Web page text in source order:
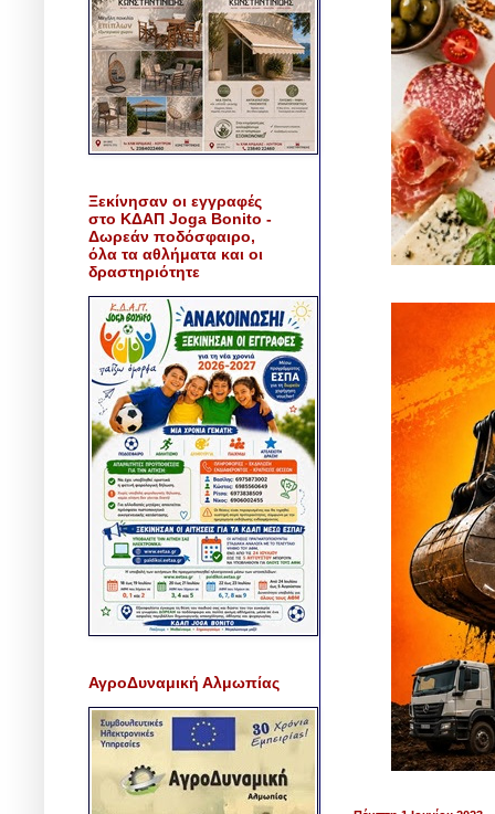
Ξεκίνησαν οι εγγραφές
στο ΚΔΑΠ Joga Bonito -
Δωρεάν ποδόσφαιρο,
όλα τα αθλήματα και οι
δραστηριότητε
ΑγροΔυναμική Αλμωπίας